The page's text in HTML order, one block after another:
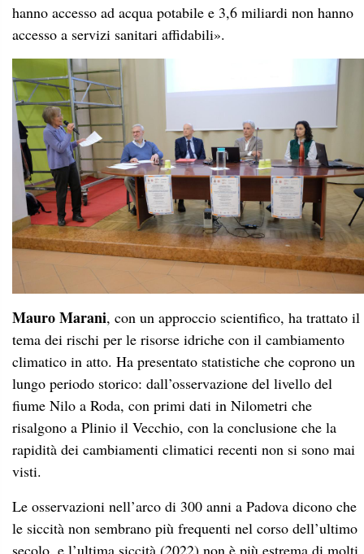
hanno accesso ad acqua potabile e 3,6 miliardi non hanno
accesso a servizi sanitari affidabili».
Mauro Marani, con un approccio scientifico, ha trattato il
tema dei rischi per le risorse idriche con il cambiamento
climatico in atto. Ha presentato statistiche che coprono un
lungo periodo storico: dall’osservazione del livello del
fiume Nilo a Roda, con primi dati in Nilometri che
risalgono a Plinio il Vecchio, con la conclusione che la
rapidità dei cambiamenti climatici recenti non si sono mai
visti.
Le osservazioni nell’arco di 300 anni a Padova dicono che
le siccità non sembrano più frequenti nel corso dell’ultimo
secolo, e l’ultima siccità (2022) non è più estrema di molti
altri precedenti eventi.
In conclusione: le Osservazioni non permettono di
identificare trend nelle siccità storiche; i Modelli climatici
suggeriscono intensificazione dei periodi asciutti; Le nostre
infrastrutture sono progettate per estremi meno intensi di
quelli attuali; Eventi estremi continueranno a intensificarsi,
in modo spazialmente eterogeneo. È necessaria una
invarianza climatica
, per cui gli interventi sul territorio
vanno pensati imponendo che il rischio non aumenti